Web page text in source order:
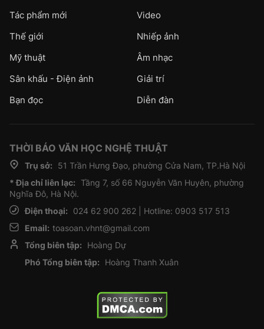
Tác phẩm mới
Video
Thế giới
Nhiếp ảnh
Mỹ thuật
Âm nhạc
Sân khấu - Điện ảnh
Giải trí
Bạn đọc
Diễn đàn
THỜI BÁO VĂN HỌC NGHỆ THUẬT
Trụ sở:
51 Trần Hưng Đạo, phường Cửa Nam, TP.Hà Nội
* Địa chỉ liên lạc: Tầng 7, số 66 Nguyễn Văn Huyên, phường
Nghĩa Đô, Hà Nội.
Điện thoại:
024 62 900 262 | Hotline: 0903 517 513
Email: toasoan.vhnt@gmail.com
Tổng biên tập:
Hoàng Dự
Phó Tổng biên tập:
Hoàng Thanh Xuân